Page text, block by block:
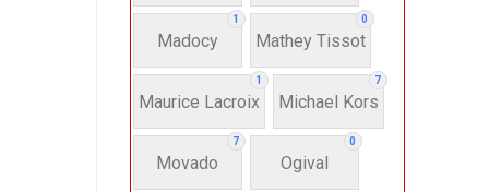
1
Madocy
0
Mathey Tissot
1
Maurice Lacroix
7
Michael Kors
7
Movado
0
Ogival